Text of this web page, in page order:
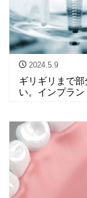
2024.5.9
ギリギリまで
い。インプラ